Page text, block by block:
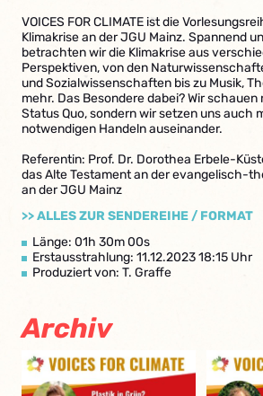
VOICES FOR CLIMATE ist die
Klimakrise an der JGU Mainz. Spannend
betrachten wir die Klimakrise aus
Perspektiven, von den
und Sozialwissenschaften bis zu Musik,
mehr. Das Besondere dabei? Wir
Status Quo, sondern wir setzen uns auch
notwendigen Handeln auseinander.
Referentin: Prof. Dr. Dorothea Erbele-
das Alte Testament an der evangelisch-
an der JGU Mainz
>> ALLES ZUR SENDEREIHE / FORMAT
Länge: 01h 30m 00s
Erstausstrahlung: 11.12.2023 18:15 Uhr
Produziert von: T. Graffe
Archiv